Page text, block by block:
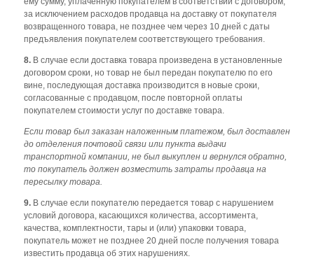
за исключением расходов продавца на доставку от покупателя
возвращенного товара, не позднее чем через 10 дней с даты
предъявления покупателем соответствующего требования.
8. В случае если доставка товара произведена в установленные
договором сроки, но товар не был передан покупателю по его
вине, последующая доставка производится в новые сроки,
согласованные с продавцом, после повторной оплаты
покупателем стоимости услуг по доставке товара.
Если товар был заказан наложенным платежом, был доставлен
до отделения почтовой связи или пункта выдачи
транспортной компании, не был выкуплен и вернулся обратно,
то покупатель должен возместить затраты продавца на
пересылку товара.
9. В случае если покупателю передается товар с нарушением
условий договора, касающихся количества, ассортимента,
качества, комплектности, тары и (или) упаковки товара,
покупатель может не позднее 20 дней после получения товара
известить продавца об этих нарушениях.